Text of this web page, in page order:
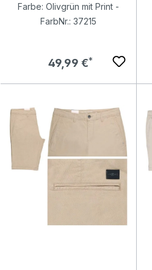
Farbe: Olivgrün mit Print -
FarbNr.: 37215
Regulärer Preis:
49,99 €